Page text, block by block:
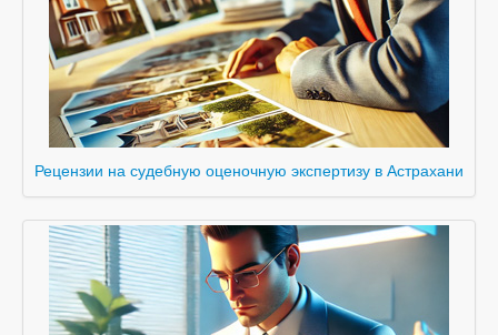
Рецензии на судебную оценочную экспертизу в Астрахани